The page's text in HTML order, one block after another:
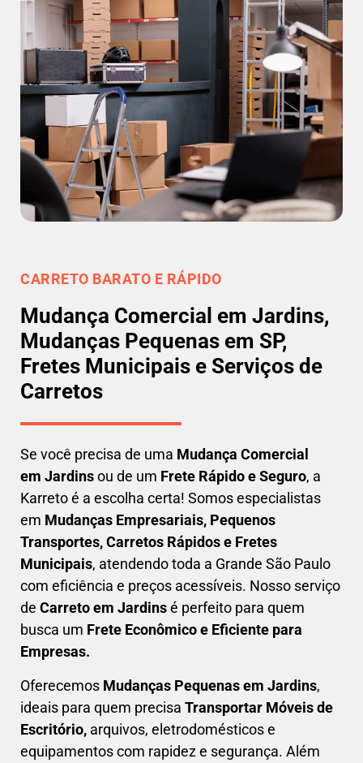
CARRETO BARATO E RÁPIDO
Mudança Comercial em Jardins,
Mudanças Pequenas em SP,
Fretes Municipais e Serviços de
Carretos
Se você precisa de uma Mudança Comercial
em Jardinsou de um Frete Rápido e Seguro, a
Karreto é a escolha certa! Somos especialistas
em Mudanças Empresariais, Pequenos
Transportes, Carretos Rápidos e Fretes
Municipais, atendendo toda a Grande São Paulo
com eficiência e preços acessíveis. Nosso serviço
de Carreto em Jardinsé perfeito para quem
busca um Frete Econômico e Eficiente para
Empresas.
Oferecemos Mudanças Pequenas em Jardins,
ideais para quem precisa Transportar Móveis de
Escritório, arquivos, eletrodomésticos e
equipamentos com rapidez e segurança. Além